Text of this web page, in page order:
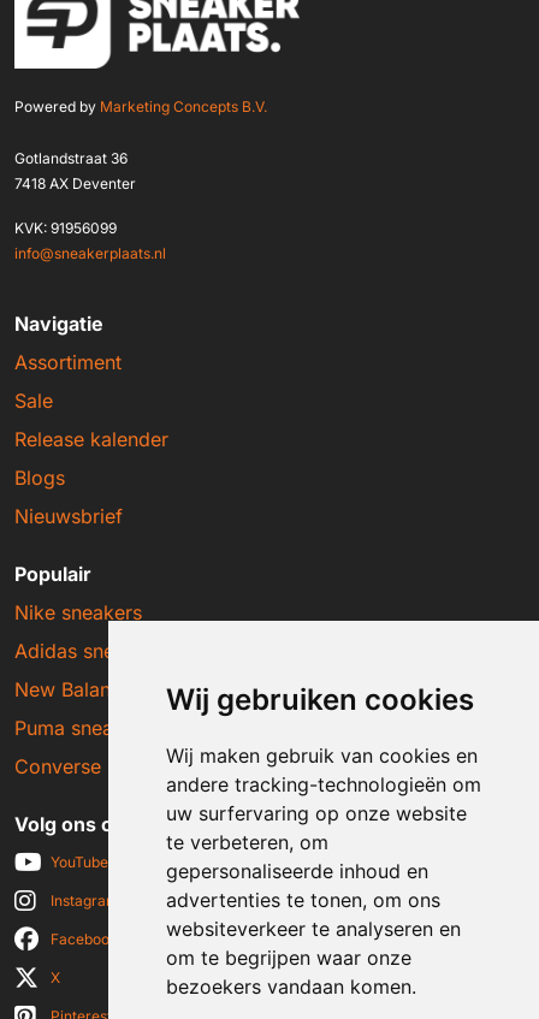
Wij gebruiken cookies
Wij maken gebruik van cookies en
andere tracking-technologieën om
uw surfervaring op onze website
te verbeteren, om
gepersonaliseerde inhoud en
advertenties te tonen, om ons
websiteverkeer te analyseren en
om te begrijpen waar onze
bezoekers vandaan komen.
Powered by Marketing Concepts B.V.
Gotlandstraat 36
7418 AX Deventer
KVK: 91956099
info@sneakerplaats.nl
Navigatie
Assortiment
Sale
Release kalender
Blogs
Nieuwsbrief
Populair
Nike sneakers
Adidas sneakers
New Balance sneakers
Puma sneakers
Converse sneakers
Volg ons op social media
YouTube
Instagram
Facebook
X